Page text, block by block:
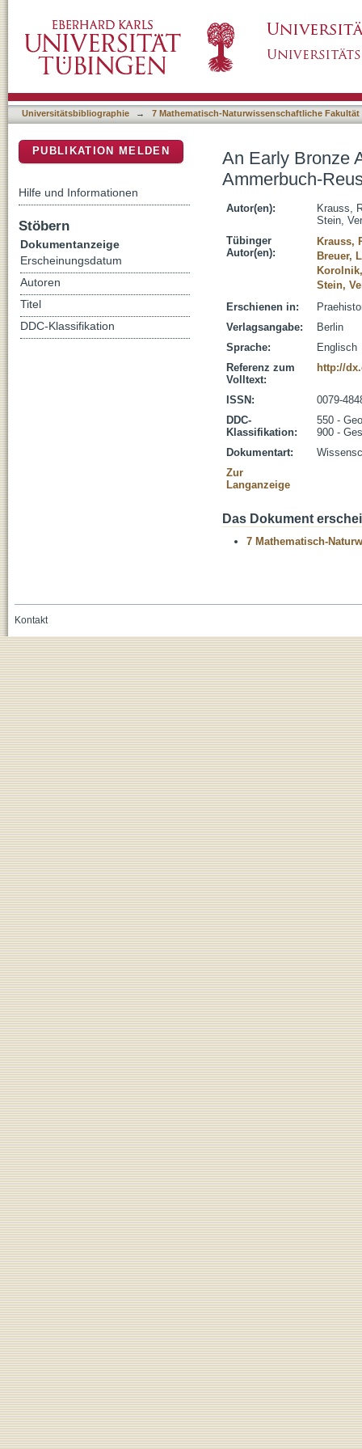
Germany
Universitätsbibliographie → 7 Mathematisch-Naturwissenschaftliche Fakultät
An Early Bronze
Ammerbuch-
Autor(en):
Krauss,
Stein,
Tübinger
Autor(en):
Krauss,
Breuer,
Stein,
Erschienen in:
Verlagsangabe:
Berlin
Sprache:
Englisch
Referenz zum
Volltext:
http://
ISSN:
0079-
DDC-
Klassifikation:
550 -
900 -
Dokumentart:
Zur
Langanzeige
Das Dokument
7 Mathematisch-
PUBLIKATION MELDEN
Hilfe und Informationen
Stöbern
Dokumentanzeige
Erscheinungsdatum
Autoren
Titel
DDC-Klassifikation
Kontakt